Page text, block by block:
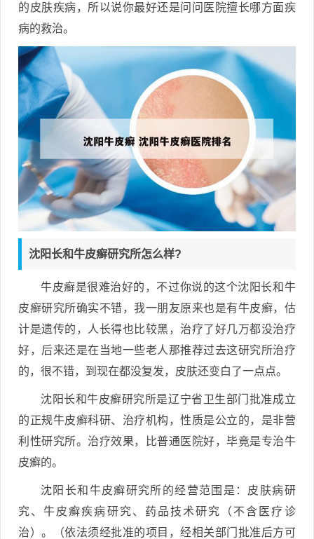
的皮肤疾病，所以说你最好还是问问医院擅长哪方面疾
病的救治。
沈阳长和牛皮癣研究所怎么样?
牛皮癣是很难治好的，不过你说的这个沈阳长和牛
皮癣研究所确实不错，我一朋友原来也是有牛皮癣，估
计是遗传的，人长得也比较黑，治疗了好几万都没治疗
好，后来还是在当地一些老人那推荐过去这研究所治疗
的，很不错，到现在都没复发，皮肤还变白了一点点。
沈阳长和牛皮癣研究所是辽宁省卫生部门批准成立
的正规牛皮癣科研、治疗机构，性质是公立的，是非营
利性研究所。治疗效果，比普通医院好，毕竟是专治牛
皮癣的。
沈阳长和牛皮癣研究所的经营范围是：皮肤病研
究、牛皮癣疾病研究、药品技术研究（不含医疗诊
治）。（依法须经批准的项目，经相关部门批准后方可